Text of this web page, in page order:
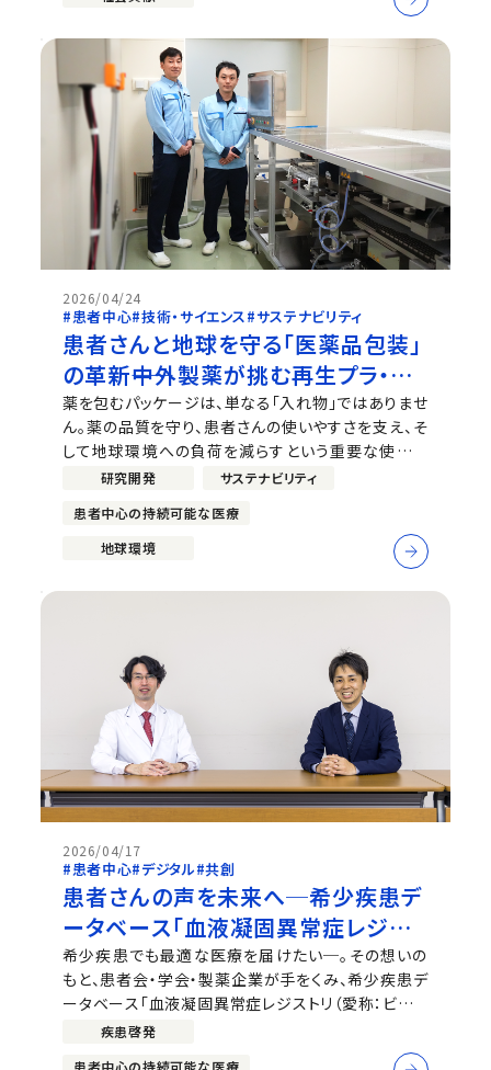
回は、復興支援の最前線で実務をリードする中橋さん
2026/04/24
#患者中心#技術・サイエンス#サステナビリティ
患者さんと地球を守る「医薬品包装」
の革新――中外製薬が挑む再生プラ・バ
イオマス材の実装と現場の挑戦
薬を包むパッケージは、単なる「入れ物」ではありませ
ん。薬の品質を守り、患者さんの使いやすさを支え、そ
して地球環境への負荷を減らすという重要な使命を
担っています。 中外製薬では、2019年から
クボトル」「アルミピロー」「シリンジブリスタートレイ」
という特にプラスチック...
研究開発
サステナビリティ
患者中心の持続可能な医療
地球環境
2026/04/17
#患者中心#デジタル#共創
患者さんの声を未来へ─希少疾患デ
ータベース「血液凝固異常症レジスト
リ」の挑戦
希少疾患でも最適な医療を届けたい─。その想いの
もと、患者会・学会・製薬企業が手をくみ、希少疾患デ
ータベース「血液凝固異常症レジストリ（愛称：ビーレ
ジ）」が2025年4月に運用を開始しました。開始から
約1年で約2,700名の患者さんが登録され、医療関係
疾患啓発
患者中心の持続可能な医療